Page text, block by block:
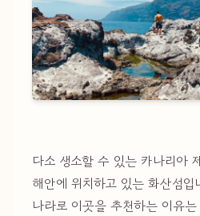
다소 생소할 수 있는 카나리아
해안에 위치하고 있는 화산섬
나라로 이곳을 추천하는 이유